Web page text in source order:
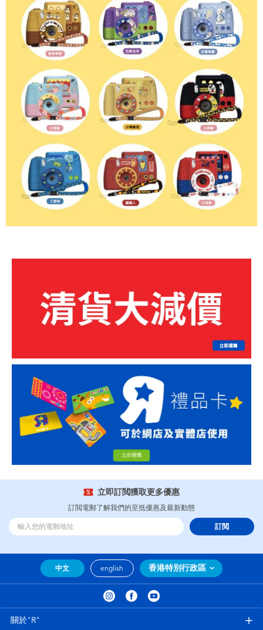
立即訂閲獲取更多優惠
訂閲電郵了解我們的至抵優惠及最新動態
訂閲
中文 english 香港特別行政區
關於"R"